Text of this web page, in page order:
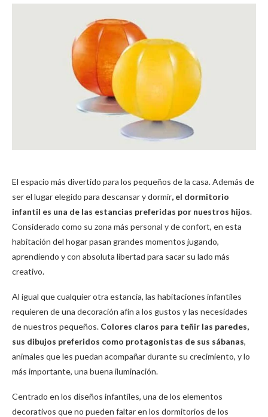
El espacio más divertido para los pequeños de la casa. Además de
ser el lugar elegido para descansar y dormir, el dormitorio
infantil es una de las estancias preferidas por nuestros hijos.
Considerado como su zona más personal y de confort, en esta
habitación del hogar pasan grandes momentos jugando,
aprendiendo y con absoluta libertad para sacar su lado más
creativo.
Al igual que cualquier otra estancia, las habitaciones infantiles
requieren de una decoración afín a los gustos y las necesidades
de nuestros pequeños. Colores claros para teñir las paredes,
sus dibujos preferidos como protagonistas de sus sábanas,
animales que les puedan acompañar durante su crecimiento, y lo
más importante, una buena iluminación.
Centrado en los diseños infantiles, una de los elementos
decorativos que no pueden faltar en los dormitorios de los